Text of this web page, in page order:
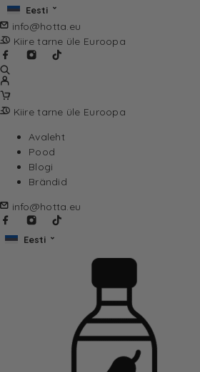
Eesti
info@hotta.eu
Kiire tarne üle Euroopa
Kiire tarne üle Euroopa
Avaleht
Pood
Blogi
Brändid
info@hotta.eu
Eesti